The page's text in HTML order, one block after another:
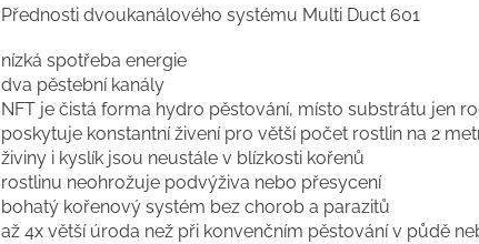
Přednosti dvoukanálového systému Multi Duct 601
nízká spotřeba energie
dva pěstební kanály
NFT je čistá forma hydro pěstování, místo substrátu jen
poskytuje konstantní živení pro větší počet rostlin na 2
živiny i kyslík jsou neustále v blízkosti kořenů
rostlinu neohrožuje podvýživa nebo přesycení
bohatý kořenový systém bez chorob a parazitů
až 4x větší úroda než při konvenčním pěstování v půdě